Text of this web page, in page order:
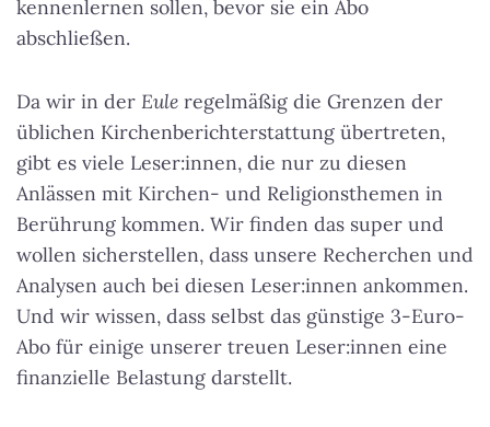
kennenlernen sollen, bevor sie ein Abo
abschließen.
Da wir in der Eule regelmäßig die Grenzen der
üblichen Kirchenberichterstattung übertreten,
gibt es viele Leser:innen, die nur zu diesen
Anlässen mit Kirchen- und Religionsthemen in
Berührung kommen. Wir finden das super und
wollen sicherstellen, dass unsere Recherchen und
Analysen auch bei diesen Leser:innen ankommen.
Und wir wissen, dass selbst das günstige 3-Euro-
Abo für einige unserer treuen Leser:innen eine
finanzielle Belastung darstellt.